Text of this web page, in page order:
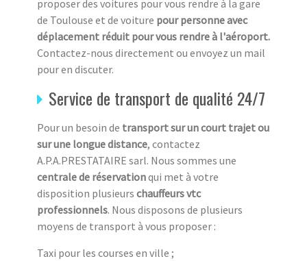
proposer des voitures pour vous rendre à la gare
de Toulouse et de voiture pour personne avec
déplacement réduit pour vous rendre à l'aéroport.
Contactez-nous directement ou envoyez un mail
pour en discuter.
Service de transport de qualité 24/7
Pour un besoin de transport sur un court trajet ou
sur une longue distance, contactez
A.P.A.PRESTATAIRE sarl. Nous sommes une
centrale de réservationqui met à votre
disposition plusieurs chauffeurs vtc
professionnels. Nous disposons de plusieurs
moyens de transport à vous proposer :
Taxi pour les courses en ville ;